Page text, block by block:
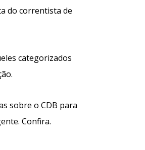
do correntista de
categorizados
sobre o CDB para
Confira.